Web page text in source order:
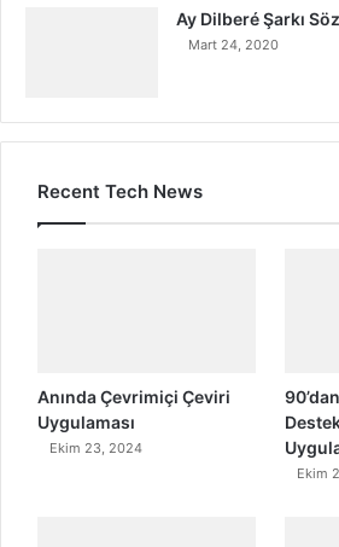
Ay Dilberé Şarkı
Mart 24, 2020
Recent Tech News
Anında Çevrimiçi Çeviri
Uygulaması
Ekim 23, 2024
Ekim